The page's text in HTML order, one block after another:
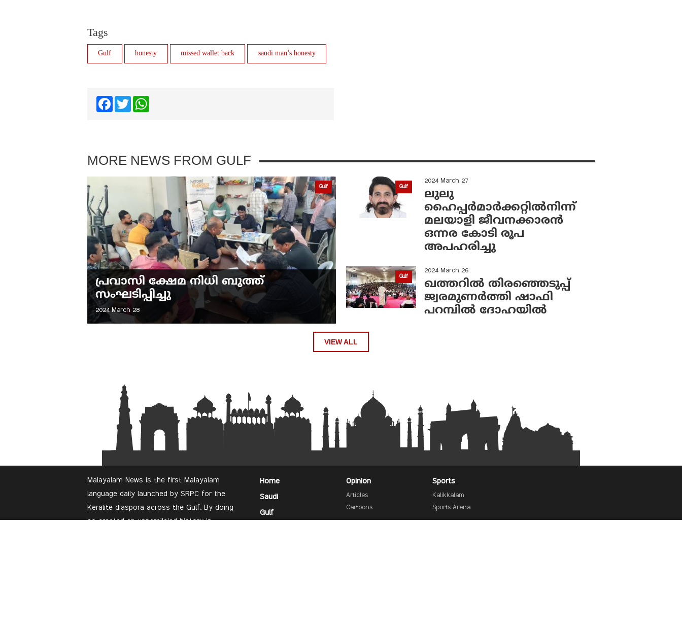
Tags
Gulf honesty missed wallet back saudi man's honesty
FacebookTwitter
MORE NEWS FROM GULF
Gulf
പ്രവാസി ക്ഷേമ നിധി ബൂത്ത്
സംഘടിപ്പിച്ചു
2024 March 28
Gulf
2024 March 27
ലുലു
ഹൈപ്പര്‍മാര്‍ക്കറ്റില്‍നിന്ന്
മലയാളി ജീവനക്കാരന്‍
ഒന്നര കോടി രൂപ
അപഹരിച്ചു
Gulf
2024 March 26
ഖത്തറിൽ തിരഞ്ഞെടുപ്പ്
ജ്വരമുണർത്തി ഷാഫി
പറമ്പിൽ ദോഹയിൽ
VIEW ALL
Malayalam News is the first Malayalam
language daily launched by SRPC for the
Keralite diaspora across the Gulf. By doing
so created an unparalleled history in
Home
Saudi
Gulf
Opinion
Articles
Cartoons
Sports
Kalikkalam
Sports Arena